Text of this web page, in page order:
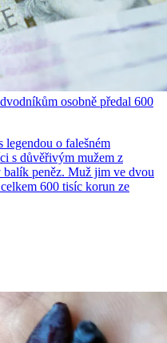
osobně předal 600
legendou o falešném
s důvěřivým mužem z
peněz. Muž jim ve dvou
600 tisíc korun ze